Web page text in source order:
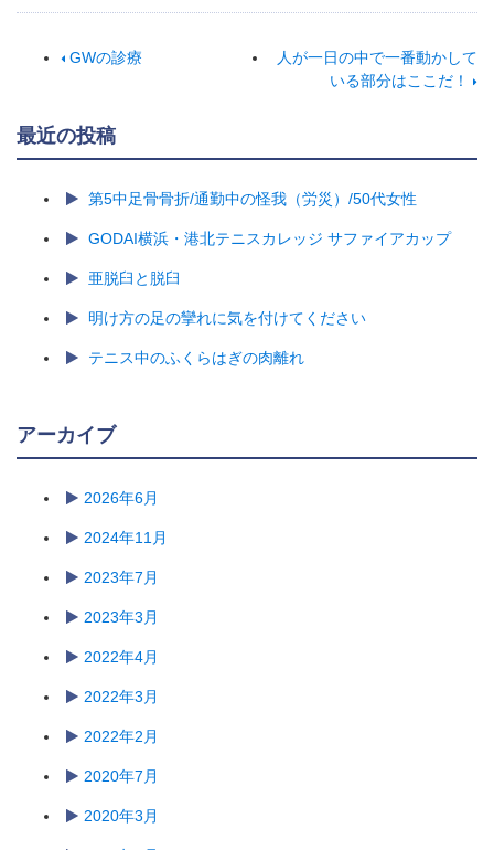
GWの診療
人が一日の中で一番動かして
いる部分はここだ！
最近の投稿
第5中足骨骨折/通勤中の怪我（労災）/50代女性
GODAI横浜・港北テニスカレッジ サファイアカップ
亜脱臼と脱臼
明け方の足の攣れに気を付けてください
テニス中のふくらはぎの肉離れ
アーカイブ
2026年6月
2024年11月
2023年7月
2023年3月
2022年4月
2022年3月
2022年2月
2020年7月
2020年3月